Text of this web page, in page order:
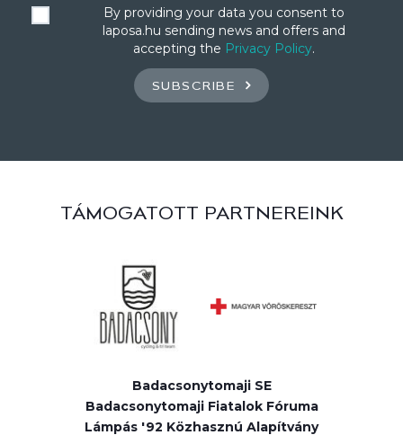
By providing your data you consent to
laposa.hu sending news and offers and
accepting the Privacy Policy.
SUBSCRIBE
TÁMOGATOTT PARTNEREINK
Badacsonytomaji SE
Badacsonytomaji Fiatalok Fóruma
Lámpás '92 Közhasznú Alapítvány